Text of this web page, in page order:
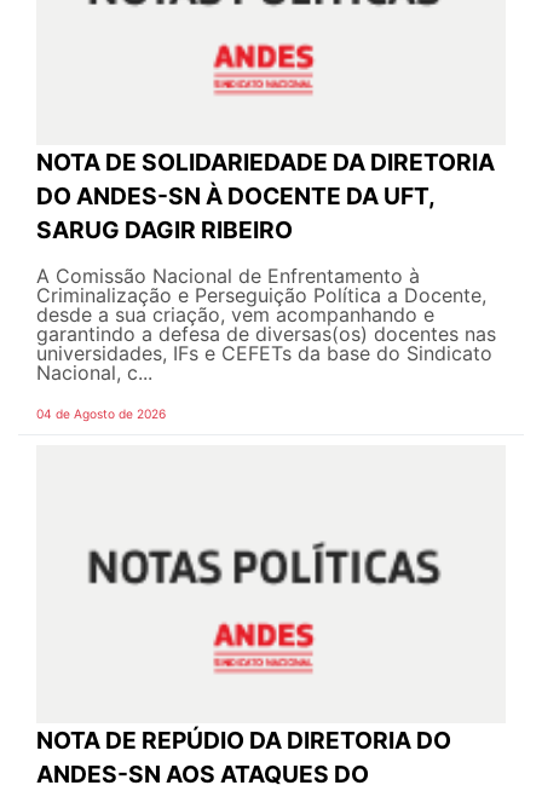
NOTA DE SOLIDARIEDADE DA DIRETORIA
DO ANDES-SN À DOCENTE DA UFT,
SARUG DAGIR RIBEIRO
A Comissão Nacional de Enfrentamento à
Criminalização e Perseguição Política a Docente,
desde a sua criação, vem acompanhando e
garantindo a defesa de diversas(os) docentes nas
universidades, IFs e CEFETs da base do Sindicato
Nacional, c...
04 de Agosto de 2026
NOTA DE REPÚDIO DA DIRETORIA DO
ANDES-SN AOS ATAQUES DO